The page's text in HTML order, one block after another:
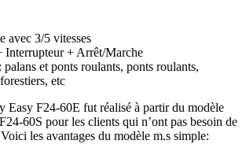
avec 3/5 vitesses
Interrupteur + Arrêt/Marche
: palans et ponts roulants, ponts roulants,
etc
Easy F24‐60E fut réalisé à partir du modèle
pour les clients qui n’ont pas besoin de
les avantages du modèle m.s simple: